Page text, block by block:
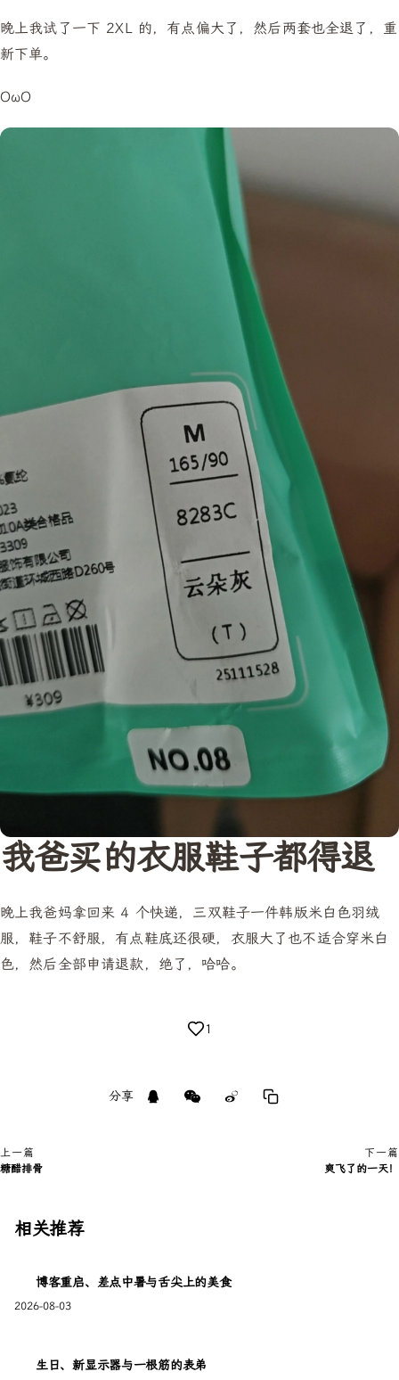
晚上我试了一下 2XL 的，有点偏大了，然后两套也全退了，重
新下单。
OωO
我爸买的衣服鞋子都得退
晚上我爸妈拿回来 4 个快递，三双鞋子一件韩版米白色羽绒
服，鞋子不舒服，有点鞋底还很硬，衣服大了也不适合穿米白
色，然后全部申请退款，绝了，哈哈。
1
分享
上一篇
糖醋排骨
下一篇
爽飞了的一天！
相关推荐
博客重启、差点中暑与舌尖上的美食
2026-08-03
生日、新显示器与一根筋的表弟